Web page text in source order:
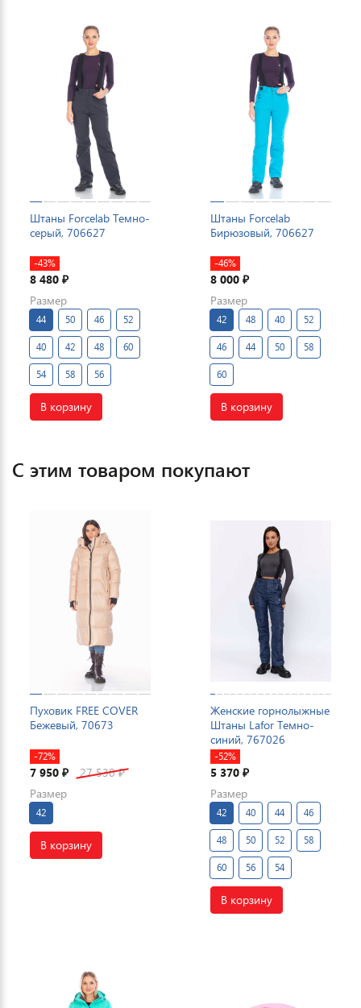
Штаны Forcelab Темно-
серый, 706627
-43%
8 480 ₽
Размер
44 50 46 52
40 42 48 60
54 58 56
В корзину
Штаны Forcelab
Бирюзовый, 706627
-46%
8 000 ₽
Размер
42 48 40 52
46 44 50 58
60
В корзину
С этим товаром покупают
Пуховик FREE COVER
Бежевый, 70673
-72%
7 950 ₽ 27 530₽
Размер
42
В корзину
Женские горнолыжные
Штаны Lafor Темно-
синий, 767026
-52%
5 370 ₽
Размер
42 40 44 46
48 50 52 58
60 56 54
В корзину